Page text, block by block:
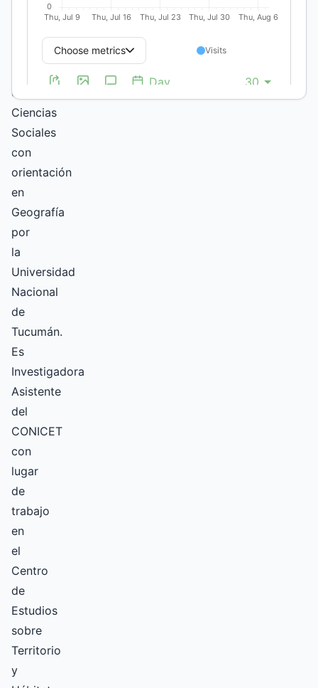
Trabajo
Doctora
en
Ciencias
Sociales
con
orientación
en
Geografía
por
la
Universidad
Nacional
de
Tucumán.
Es
Investigadora
Asistente
del
CONICET
con
lugar
de
trabajo
en
el
Centro
de
Estudios
sobre
Territorio
y